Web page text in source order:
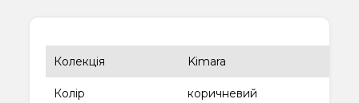
Колекція Kimara
Колір коричневий